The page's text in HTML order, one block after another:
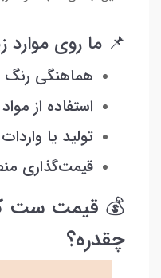
📌 ما روی موارد
هماهنگی
استفاده از
تولید یا
قیمت‌گذاری
💰 قیمت ست
چقدره؟